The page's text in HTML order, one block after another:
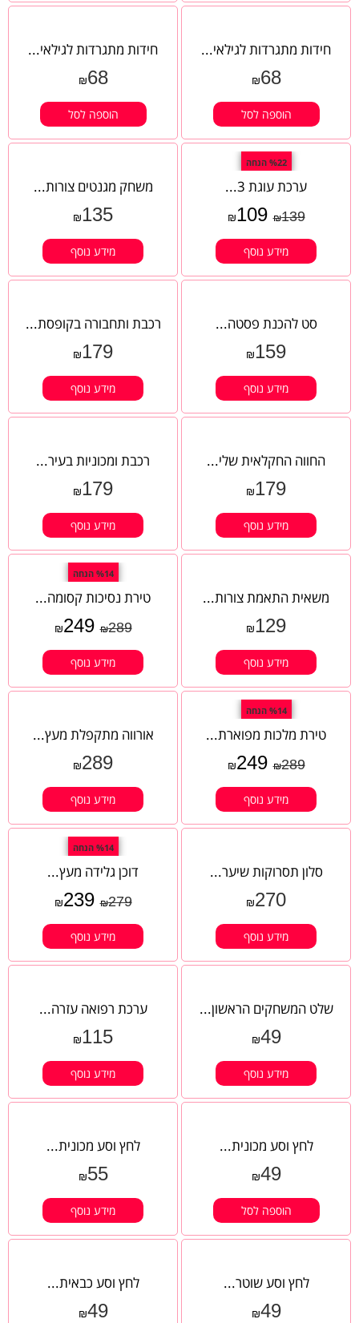
חידות מתגרדות לגילאי...
₪68
הוספה לסל
חידות מתגרדות לגילאי...
₪68
הוספה לסל
%22 הנחה
ערכת עוגת 3...
₪139
₪109
מידע נוסף
משחק מגנטים צורות...
₪135
מידע נוסף
סט להכנת פסטה...
₪159
מידע נוסף
רכבת ותחבורה בקופסת...
₪179
מידע נוסף
החווה החקלאית שלי...
₪179
מידע נוסף
רכבת ומכוניות בעיר...
₪179
מידע נוסף
משאית התאמת צורות...
₪129
מידע נוסף
%14 הנחה
טירת נסיכות קסומה...
₪289
₪249
מידע נוסף
%14 הנחה
טירת מלכות מפוארת...
₪289
₪249
מידע נוסף
אורווה מתקפלת מעץ...
₪289
מידע נוסף
סלון תסרוקות שיער...
₪270
מידע נוסף
%14 הנחה
דוכן גלידה מעץ...
₪279
₪239
מידע נוסף
שלט המשחקים הראשון...
₪49
מידע נוסף
ערכת רפואה עזרה...
₪115
מידע נוסף
לחץ וסע מכונית...
₪49
הוספה לסל
לחץ וסע מכונית...
₪55
מידע נוסף
לחץ וסע שוטר...
₪49
לחץ וסע כבאית...
₪49